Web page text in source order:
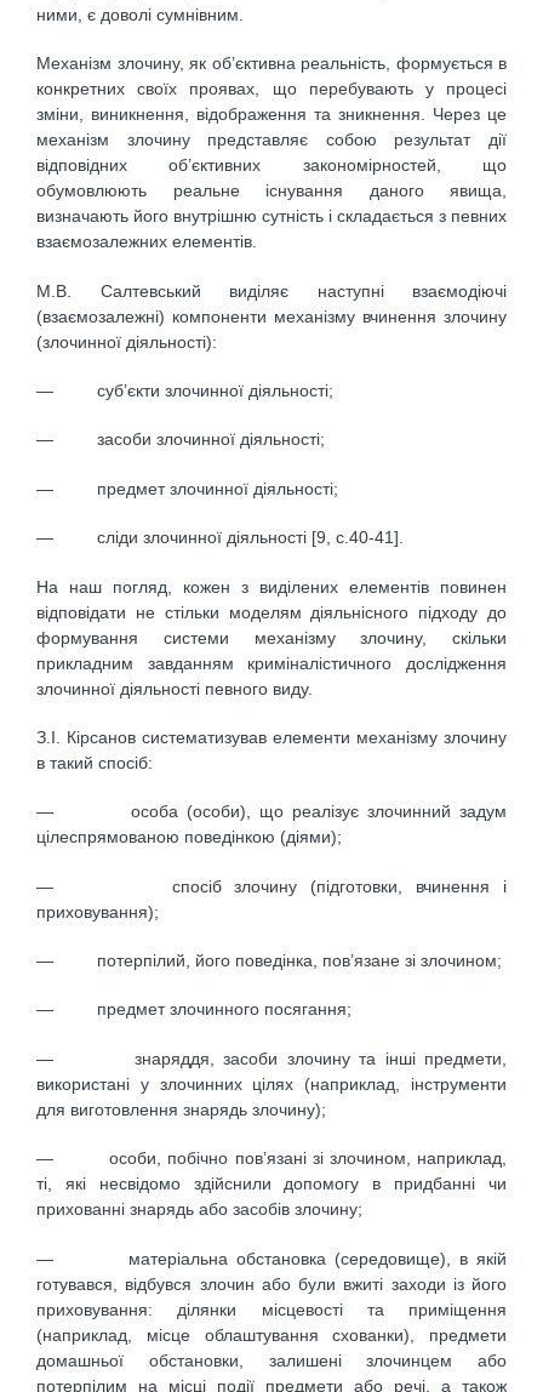
ними, є доволі сумнівним.
Механізм злочину, як об’єктивна реальність, формується в
конкретних своїх проявах, що перебувають у процесі
зміни, виникнення, відображення та зникнення. Через це
механізм злочину представляє собою результат дії
відповідних об’єктивних закономірностей, що
обумовлюють реальне існування даного явища,
визначають його внутрішню сутність і складається з певних
взаємозалежних елементів.
М.В. Салтевський виділяє наступні взаємодіючі
(взаємозалежні) компоненти механізму вчинення злочину
(злочинної діяльності):
— суб’єкти злочинної діяльності;
— засоби злочинної діяльності;
— предмет злочинної діяльності;
— сліди злочинної діяльності [9, с.40-41].
На наш погляд, кожен з виділених елементів повинен
відповідати не стільки моделям діяльнісного підходу до
формування системи механізму злочину, скільки
прикладним завданням криміналістичного дослідження
злочинної діяльності певного виду.
З.І. Кірсанов систематизував елементи механізму злочину
в такий спосіб:
— особа (особи), що реалізує злочинний задум
цілеспрямованою поведінкою (діями);
— спосіб злочину (підготовки, вчинення і
приховування);
— потерпілий, його поведінка, пов’язане зі злочином;
— предмет злочинного посягання;
— знаряддя, засоби злочину та інші предмети,
використані у злочинних цілях (наприклад, інструменти
для виготовлення знарядь злочину);
— особи, побічно пов’язані зі злочином, наприклад,
ті, які несвідомо здійснили допомогу в придбанні чи
прихованні знарядь або засобів злочину;
— матеріальна обстановка (середовище), в якій
готувався, відбувся злочин або були вжиті заходи із його
приховування: ділянки місцевості та приміщення
(наприклад, місце облаштування схованки), предмети
домашньої обстановки, залишені злочинцем або
потерпілим на місці події предмети або речі, а також